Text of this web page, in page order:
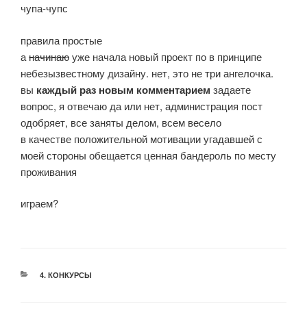
чупа-чупс
правила простые
аначинаюуже начала новый проект по в принципе
небезызвестному дизайну. нет, это не три ангелочка.
вы каждый раз новым комментарием задаете
вопрос, я отвечаю да или нет, администрация пост
одобряет, все заняты делом, всем весело
в качестве положительной мотивации угадавшей с
моей стороны обещается ценная бандероль по месту
проживания
играем?
РУБРИКИ
4. КОНКУРСЫ